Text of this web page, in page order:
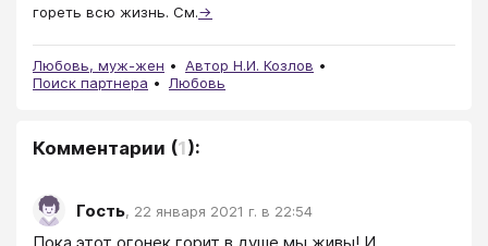
гореть всю жизнь. См.→
Любовь, муж-жен
Автор Н.И. Козлов
Поиск партнера
Любовь
Комментарии (1):
Гость, 22 января 2021 г. в 22:54